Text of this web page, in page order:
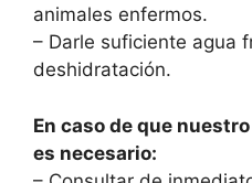
animales enfermos.
– Darle suficiente agua
deshidratación.
En caso de que
es necesario: